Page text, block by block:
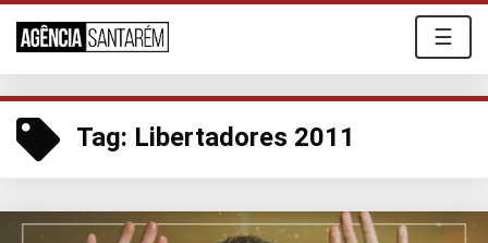
☰
Tag: Libertadores 2011